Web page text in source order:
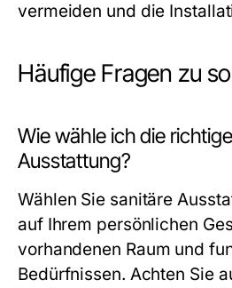
vermeiden und die
Häufige Fragen zu
Wie wähle ich die
Ausstattung?
Wählen Sie sanitäre
auf Ihrem persönlichen
vorhandenen Raum und
Bedürfnissen. Achten Sie